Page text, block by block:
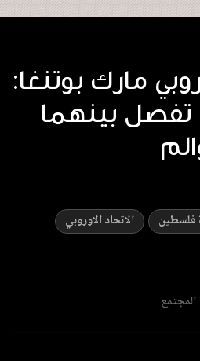
مارك بوتنغا:
تفصل بينهما
فلسطين الاتحاد الاوروبي